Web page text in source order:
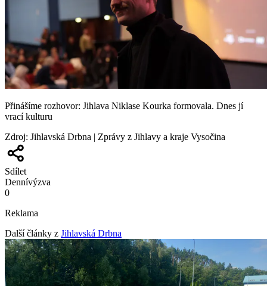
Přinášíme rozhovor: Jihlava Niklase Kourka formovala. Dnes jí
vrací kulturu
Zdroj: Jihlavská Drbna | Zprávy z Jihlavy a kraje Vysočina
Sdílet
Dennívýzva
0
Reklama
Další články z Jihlavská Drbna